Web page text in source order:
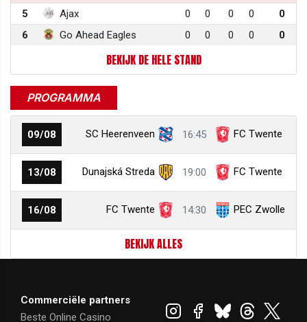
5
Ajax 0 0 0 0
0
6
Go Ahead Eagles 0 0 0 0 0
BEKIJK DE HELE STAND
PROGRAMMA
09/08 SC Heerenveen 16:45 FC Twente
13/08 Dunajská Streda 19:00 FC Twente
16/08 FC Twente 14:30 PEC Zwolle
BEKIJK ALLES
Commerciële partners
Beste Online Casino